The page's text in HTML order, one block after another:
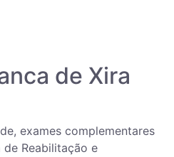
de Xira
exames complementares
Reabilitação e